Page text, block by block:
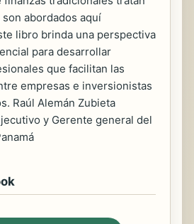
abordados aquí
libro brinda una perspectiva
para desarrollar
que facilitan las
empresas e inversionistas
Raúl Alemán Zubieta
y Gerente general del